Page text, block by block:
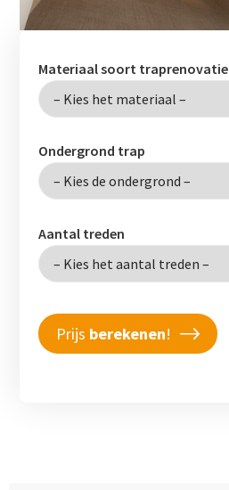
Materiaal soort traprenovatie
Ondergrond trap
Aantal treden
Prijs berekenen!